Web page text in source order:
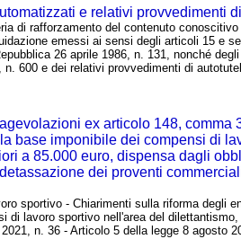
e relativi provvedimenti
di rafforzamento del contenuto
emessi ai sensi degli articoli 15 e
26 aprile 1986, n. 131, nonché
600 e dei relativi provvedimenti di
ex articolo 148, comma
base imponibile dei compensi di
a 85.000 euro, dispensa dagli
dei proventi
sportivo - Chiarimenti sulla riforma degli
lavoro sportivo nell'area del dilettantismo,
n. 36 - Articolo 5 della legge 8 agosto